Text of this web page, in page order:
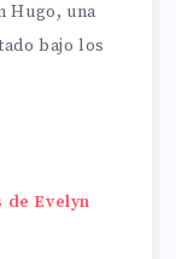
Hugo, una
bajo los
Evelyn